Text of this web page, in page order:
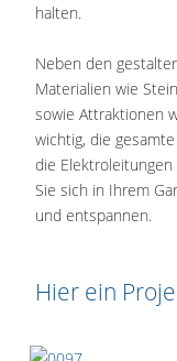
halten.
Neben den
Materialien wie
sowie Attraktionen
wichtig, die
die
Sie sich in Ihrem
und entspannen.
Hier ein